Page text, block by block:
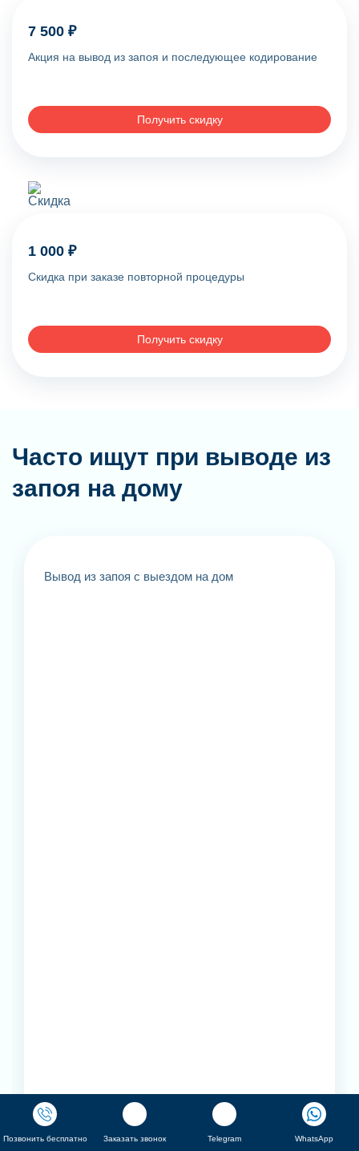
7 500 ₽
Акция на вывод из запоя и последующее кодирование
Получить скидку
1 000 ₽
Скидка при заказе повторной процедуры
Получить скидку
Часто ищут при выводе из
запоя на дому
Вывод из запоя с выездом на дом
Позвонить бесплатно Заказать звонок Telegram WhatsApp